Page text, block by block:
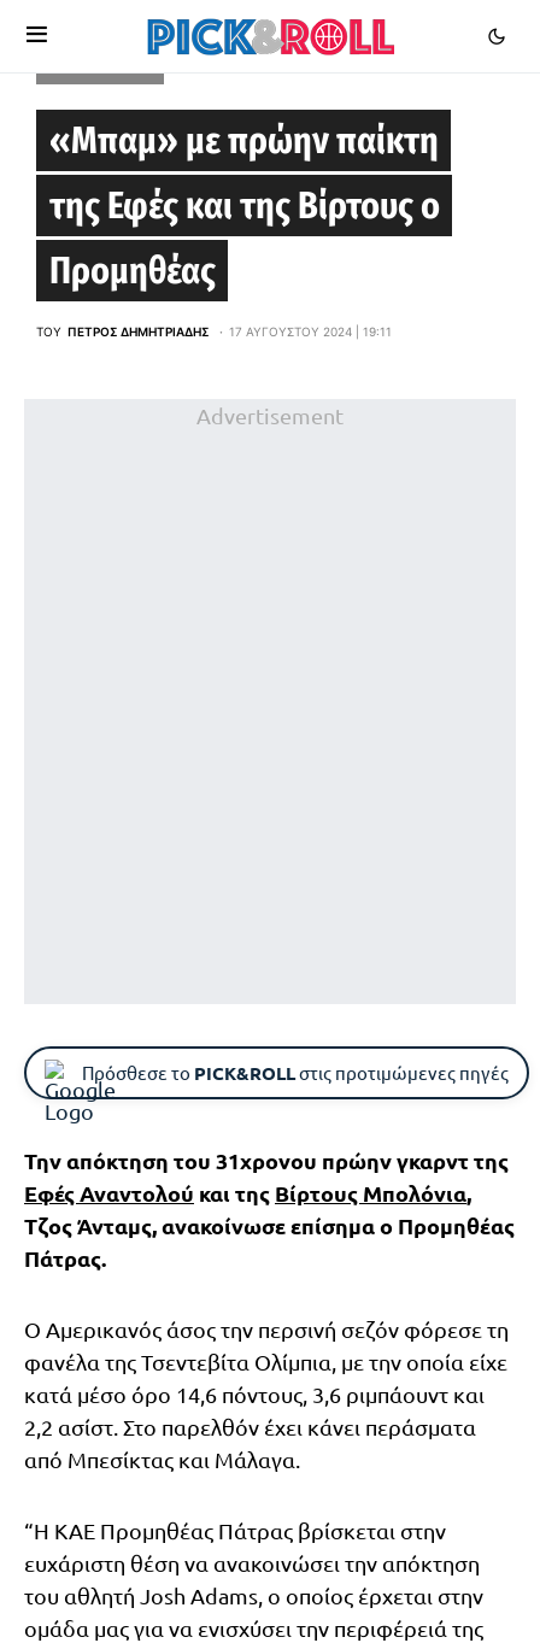
«Μπαμ» με πρώην παίκτη
της Εφές και της Βίρτους ο
Προμηθέας
ΤΟΥ ΠΈΤΡΟΣ ΔΗΜΗΤΡΙΆΔΗΣ 17 ΑΥΓΟΎΣΤΟΥ 2024 | 19:11
Advertisement
Πρόσθεσε το PICK&ROLLστις προτιμώμενες πηγές
Την απόκτηση του 31χρονου πρώην γκαρντ της
Εφές Αναντολού και της Βίρτους Μπολόνια,
Τζος Άνταμς, ανακοίνωσε επίσημα ο Προμηθέας
Πάτρας.
Ο Αμερικανός άσος την περσινή σεζόν φόρεσε τη
φανέλα της Τσεντεβίτα Ολίμπια, με την οποία είχε
κατά μέσο όρο 14,6 πόντους, 3,6 ριμπάουντ και
2,2 ασίστ. Στο παρελθόν έχει κάνει περάσματα
από Μπεσίκτας και Μάλαγα.
“Η ΚΑΕ Προμηθέας Πάτρας βρίσκεται στην
ευχάριστη θέση να ανακοινώσει την απόκτηση
του αθλητή Josh Adams, ο οποίος έρχεται στην
ομάδα μας για να ενισχύσει την περιφέρειά της